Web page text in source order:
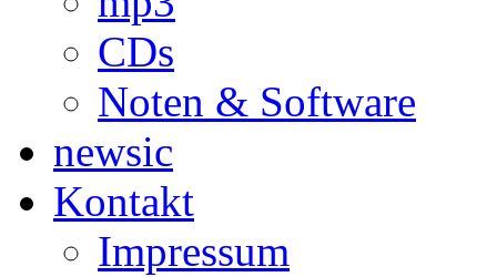
CDs
Noten & Software
newsic
Kontakt
Impressum